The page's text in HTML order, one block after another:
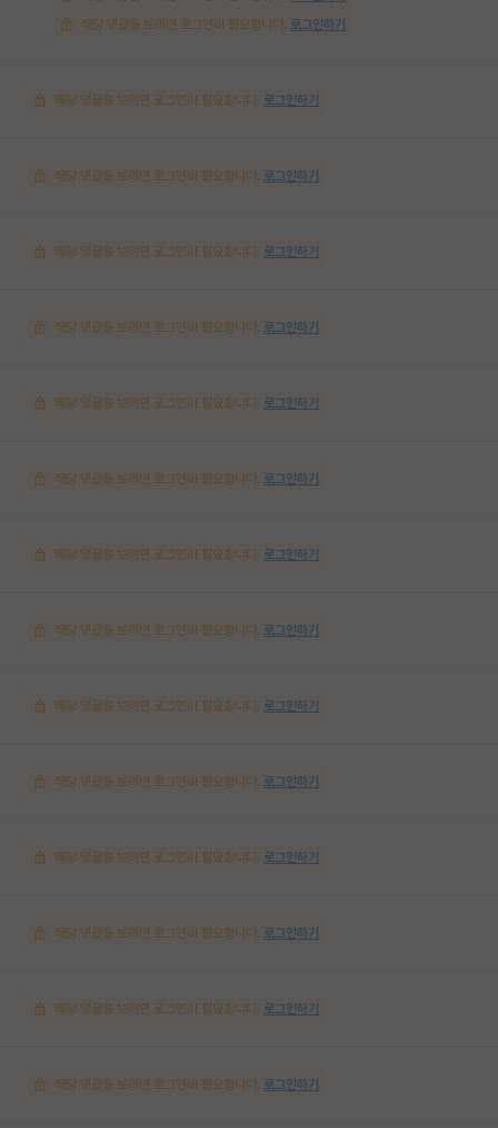
해당 댓글을 보려면 로그인이 필요합니다. 로그인하기
해당 댓글을 보려면 로그인이 필요합니다. 로그인하기
해당 댓글을 보려면 로그인이 필요합니다. 로그인하기
해당 댓글을 보려면 로그인이 필요합니다. 로그인하기
해당 댓글을 보려면 로그인이 필요합니다. 로그인하기
해당 댓글을 보려면 로그인이 필요합니다. 로그인하기
해당 댓글을 보려면 로그인이 필요합니다. 로그인하기
해당 댓글을 보려면 로그인이 필요합니다. 로그인하기
해당 댓글을 보려면 로그인이 필요합니다. 로그인하기
해당 댓글을 보려면 로그인이 필요합니다. 로그인하기
해당 댓글을 보려면 로그인이 필요합니다. 로그인하기
해당 댓글을 보려면 로그인이 필요합니다. 로그인하기
해당 댓글을 보려면 로그인이 필요합니다. 로그인하기
해당 댓글을 보려면 로그인이 필요합니다. 로그인하기
해당 댓글을 보려면 로그인이 필요합니다. 로그인하기